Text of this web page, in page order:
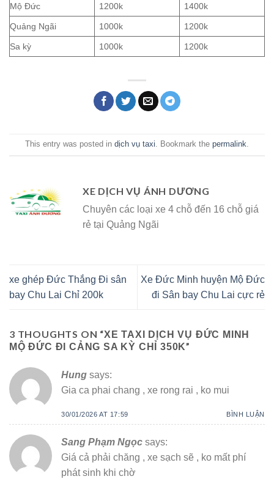
Mộ Đức 1200k 1400k
Quảng Ngãi 1000k 1200k
Sa kỳ 1000k 1200k
This entry was posted in dịch vụ taxi. Bookmark the permalink.
XE DỊCH VỤ ÁNH DƯƠNG
Chuyên các loại xe 4 chỗ đến 16 chỗ giá
rẻ tại Quảng Ngãi
xe ghép Đức Thắng Đi sân
bay Chu Lai Chỉ 200k
Xe Đức Minh huyện Mộ Đức
đi Sân bay Chu Lai cực rẻ
3 THOUGHTS ON “XE TAXI DỊCH VỤ ĐỨC MINH
MỘ ĐỨC ĐI CẢNG SA KỲ CHỈ 350K”
Hung says:
Gia ca phai chang , xe rong rai , ko mui
30/01/2026 AT 17:59 BÌNH LUẬN
Sang Phạm Ngọc says:
Giá cả phải chăng , xe sạch sẽ , ko mất phí
phát sinh khi chờ